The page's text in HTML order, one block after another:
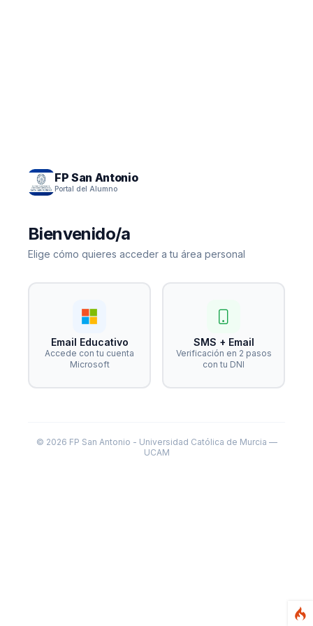
FP San Antonio
Portal del Alumno
Bienvenido/a
Elige cómo quieres acceder a tu área personal
Email Educativo
Accede con tu cuenta
Microsoft
SMS + Email
Verificación en 2 pasos
con tu DNI
© 2026 FP San Antonio - Universidad Católica de Murcia —
UCAM